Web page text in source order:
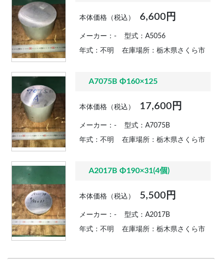
本体価格（税込） 6,600円
メーカー：- 型式：A5056
年式：不明 在庫場所：栃木県さくら市
A7075B Φ160×125
本体価格（税込） 17,600円
メーカー：- 型式：A7075B
年式：不明 在庫場所：栃木県さくら市
A2017B Φ190×31(4個)
本体価格（税込） 5,500円
メーカー：- 型式：A2017B
年式：不明 在庫場所：栃木県さくら市